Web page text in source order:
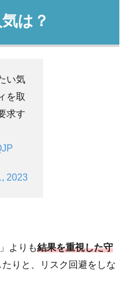
は？
い気
を取
求す
2023
よりも結果を重視した守
りと、リスク回避をしな